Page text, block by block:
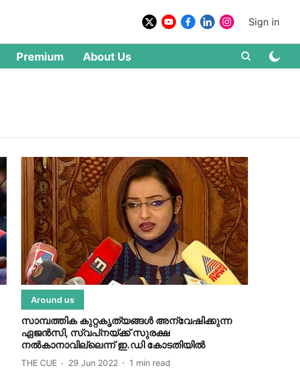
Sign in
Premium About Us
Around us
സാമ്പത്തിക കുറ്റകൃത്യങ്ങള്‍ അന്വേഷിക്കുന്ന
ഏജന്‍സി, സ്വപ്‌നയ്ക്ക് സുരക്ഷ
നല്‍കാനാവില്ലെന്ന് ഇ.ഡി കോടതിയില്‍
THE CUE 29 Jun 2022 1 min read